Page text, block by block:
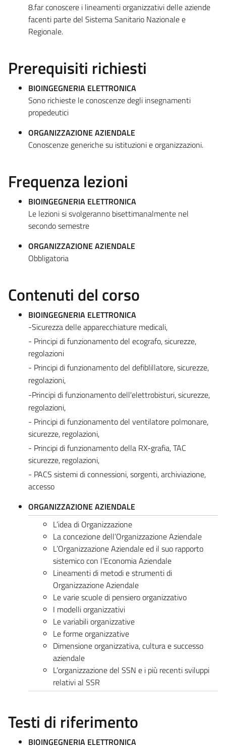
8.far conoscere i lineamenti organizzativi delle aziende
facenti parte del Sistema Sanitario Nazionale e
Regionale.
Prerequisiti richiesti
BIOINGEGNERIA ELETTRONICA
Sono richieste le conoscenze degli insegnamenti
propedeutici
ORGANIZZAZIONE AZIENDALE
Conoscenze generiche su istituzioni e organizzazioni.
Frequenza lezioni
BIOINGEGNERIA ELETTRONICA
Le lezioni si svolgeranno bisettimanalmente nel
secondo semestre
ORGANIZZAZIONE AZIENDALE
Obbligatoria
Contenuti del corso
BIOINGEGNERIA ELETTRONICA
-Sicurezza delle apparecchiature medicali,
- Principi di funzionamento del ecografo, sicurezze,
regolazioni
- Principi di funzionamento del defiblillatore, sicurezze,
regolazioni,
-Principi di funzionamento dell'elettrobisturi, sicurezze,
regolazioni,
- Principi di funzionamento del ventilatore polmonare,
sicurezze, regolazioni,
- Principi di funzionamento della RX-grafia, TAC
sicurezze, regolazioni,
- PACS sistemi di connessioni, sorgenti, archiviazione,
accesso
ORGANIZZAZIONE AZIENDALE
L’idea di Organizzazione
La concezione dell’Organizzazione Aziendale
L’Organizzazione Aziendale ed il suo rapporto
sistemico con l’Economia Aziendale
Lineamenti di metodi e strumenti di
Organizzazione Aziendale
Le varie scuole di pensiero organizzativo
I modelli organizzativi
Le variabili organizzative
Le forme organizzative
Dimensione organizzativa, cultura e successo
aziendale
L’organizzazione del SSN e i più recenti sviluppi
relativi al SSR
Testi di riferimento
BIOINGEGNERIA ELETTRONICA